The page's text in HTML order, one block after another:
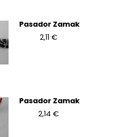
Pasador Zamak
2,11 €
Pasador Zamak
2,14 €